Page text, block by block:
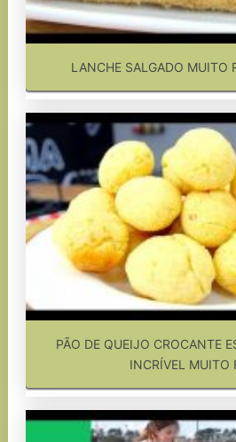
LANCHE SALGADO MUITO
PÃO DE QUEIJO CROCANTE
INCRÍVEL MUITO